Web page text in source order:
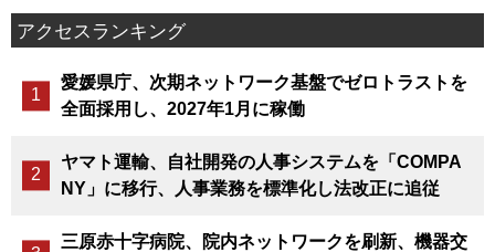
アクセスランキング
愛媛県庁、次期ネットワーク基盤でゼロトラストを
全面採用し、2027年1月に稼働
ヤマト運輸、自社開発の人事システムを「COMPA
NY」に移行、人事業務を標準化し法改正に追従
三原赤十字病院、院内ネットワークを刷新、機器交